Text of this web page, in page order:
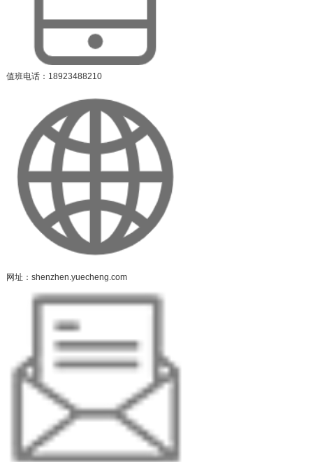
值班电话：18923488210
网址：shenzhen.yuecheng.com